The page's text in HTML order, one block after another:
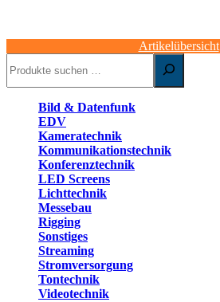
Artikelübersicht
Bild & Datenfunk
EDV
Kameratechnik
Kommunikationstechnik
Konferenztechnik
LED Screens
Lichttechnik
Messebau
Rigging
Sonstiges
Streaming
Stromversorgung
Tontechnik
Videotechnik